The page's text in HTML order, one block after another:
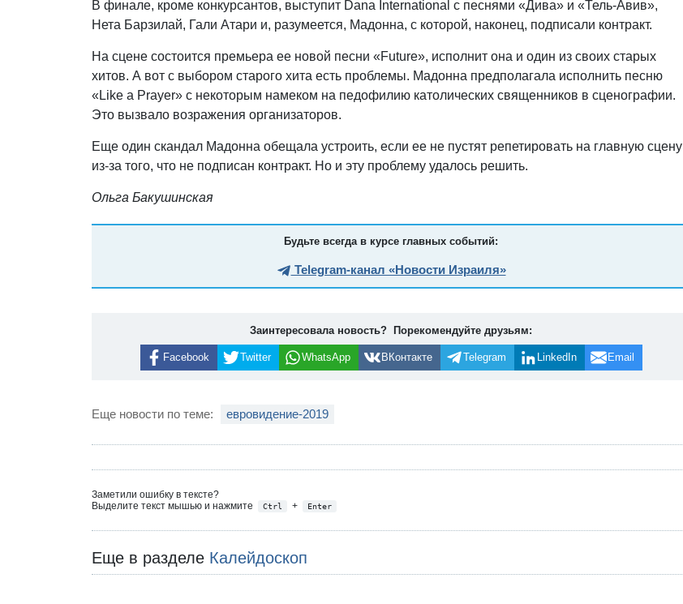
В финале, кроме конкурсантов, выступит Dana International с песнями «Дива» и «Тель-Авив»,
Нета Барзилай, Гали Атари и, разумеется, Мадонна, с которой, наконец, подписали контракт.
На сцене состоится премьера ее новой песни «Future», исполнит она и один из своих старых
хитов. А вот с выбором старого хита есть проблемы. Мадонна предполагала исполнить песню
«Like a Prayer» с некоторым намеком на педофилию католических священников в сценографии.
Это вызвало возражения организаторов.
Еще один скандал Мадонна обещала устроить, если ее не пустят репетировать на главную сцену
из-за того, что не подписан контракт. Но и эту проблему удалось решить.
Ольга Бакушинская
Будьте всегда в курсе главных событий:
Telegram-канал «Новости Израиля»
Заинтересовала новость? Порекомендуйте друзьям:
Facebook Twitter WhatsApp ВКонтакте Telegram LinkedIn Email
Еще новости по теме: евровидение-2019
Заметили ошибку в тексте?
Выделите текст мышью и нажмите
Ctrl + Enter
Еще в разделе Калейдоскоп